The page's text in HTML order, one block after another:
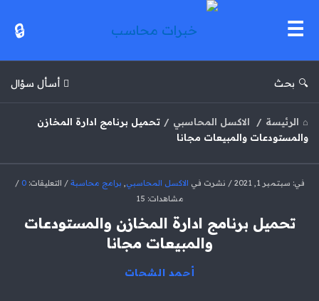
خبرات
محاسب
بحث أسأل سؤال
الرئيسة / الاكسل المحاسبي / تحميل برنامج ادارة المخازن
والمستودعات والمبيعات مجانا
خبرات
الاحدث
في: سبتمبر 1, 2021 نشرت في الاكسل المحاسبي, برامج محاسبة التعليقات:0
مشاهدات: 15
تحميل برنامج ادارة المخازن والمستودعات
والمبيعات مجانا
أحمد الشحات